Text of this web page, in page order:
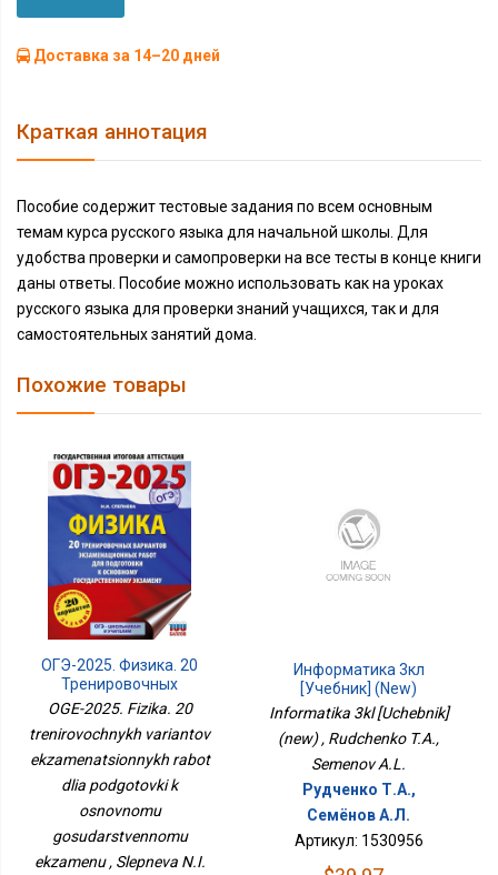
Доставка за 14–20 дней
Краткая аннотация
Пособие содержит тестовые задания по всем основным
темам курса русского языка для начальной школы. Для
удобства проверки и самопроверки на все тесты в конце книги
даны ответы. Пособие можно использовать как на уроках
русского языка для проверки знаний учащихся, так и для
самостоятельных занятий дома.
Похожие товары
ОГЭ-2025. Физика. 20
Тренировочных
Вариантов
Работ Для Подготовки К
Основному
Государственному
Экзамену
OGE-2025. Fizika. 20
trenirovochnykh variantov
ekzamenatsionnykh rabot
dlia podgotovki k
osnovnomu
gosudarstvennomu
ekzamenu , Slepneva N.I.
Информатика 3кл
[Учебник] (new)
Informatika 3kl [Uchebnik]
(new) , Rudchenko T.A.,
Semenov A.L.
Рудченко Т.А.,
Семёнов А.Л.
Артикул: 1530956